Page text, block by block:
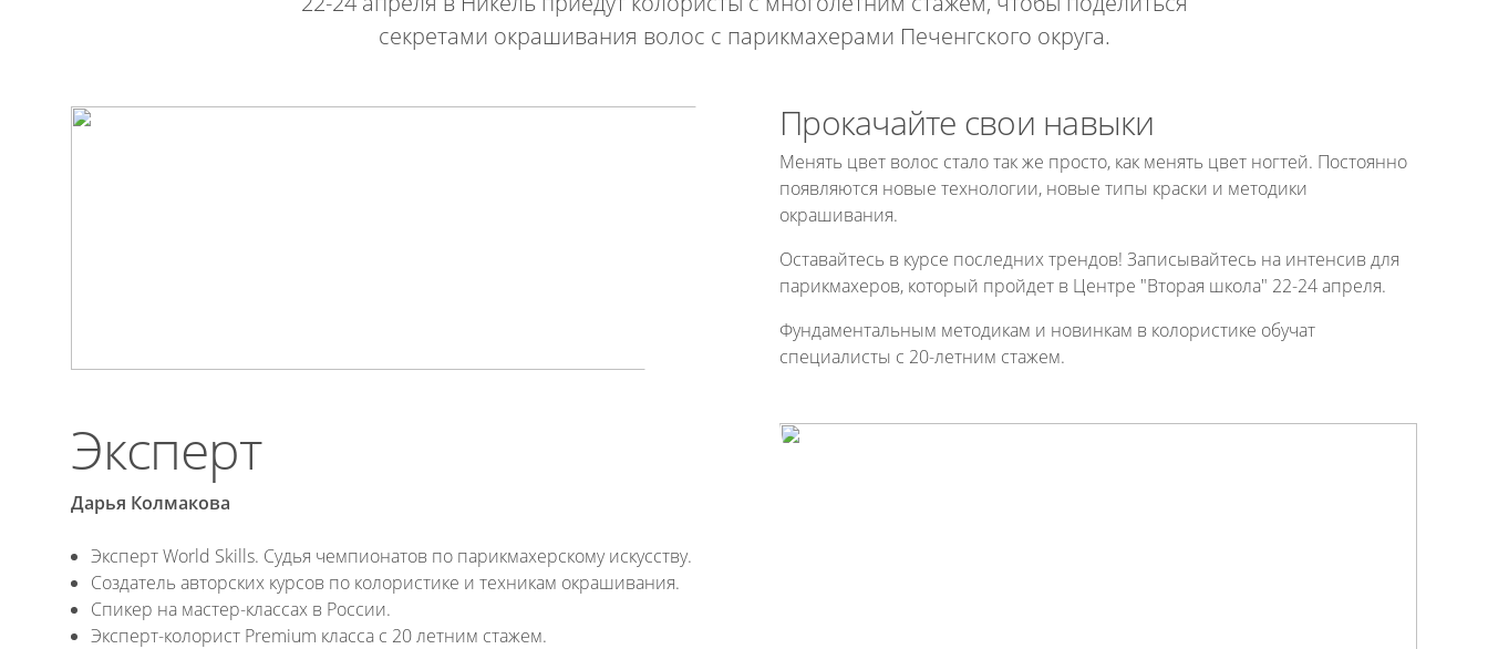
секретами окрашивания волос с парикмахерами Печенгского округа.
Прокачайте свои навыки
Менять цвет волос стало так же просто, как менять цвет ногтей. Постоянно
появляются новые технологии, новые типы краски и методики
окрашивания.
Оставайтесь в курсе последних трендов! Записывайтесь на интенсив для
парикмахеров, который пройдет в Центре "Вторая школа" 22-24 апреля.
Фундаментальным методикам и новинкам в колористике обучат
специалисты с 20-летним стажем.
Эксперт
Дарья Колмакова
Эксперт World Skills. Судья чемпионатов по парикмахерскому искусству.
Создатель авторских курсов по колористике и техникам окрашивания.
Спикер на мастер-классах в России.
Эксперт-колорист Premium класса с 20 летним стажем.